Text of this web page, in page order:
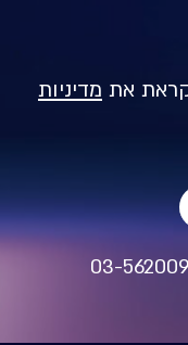
את מדיניות
03-